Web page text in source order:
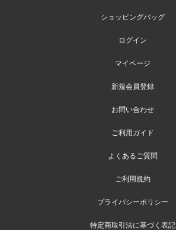
ショッピングバッグ
ログイン
マイページ
新規会員登録
お問い合わせ
ご利用ガイド
よくあるご質問
ご利用規約
プライバシーポリシー
特定商取引法に基づく表記